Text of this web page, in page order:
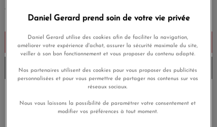
450,00 €
Payez seulement 112,50 € aujourd'hui
Ajouter au panier
Envoi sous 8 à 10 jours
Livraison gratuite
sans frais
Daniel Gerard prend soin de votre vie privée
Daniel Gerard utilise des cookies afin de faciliter la navigation,
améliorer votre expérience d'achat, assurer la sécurité maximale du site,
veiller à son bon fonctionnement et vous proposer du contenu adapté.
Nos partenaires utilisent des cookies pour vous proposer des publicités
personnalisées et pour vous permettre de partager nos contenus sur vos
réseaux sociaux.
Nous vous laissons la possibilité de paramétrer votre consentement et
modifier vos préférences à tout moment.